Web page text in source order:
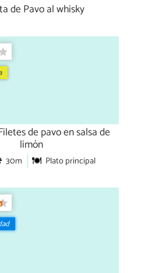
de Pavo al whisky
de pavo en salsa de
limón
30m Plato principal